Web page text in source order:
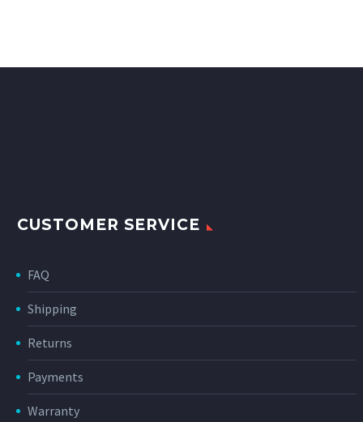
CUSTOMER SERVICE
FAQ
Shipping
Returns
Payments
Warranty